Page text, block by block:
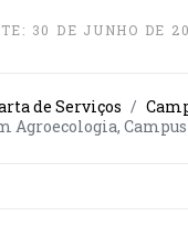
30 DE JUNHO DE
de Serviços
Agroecologia,